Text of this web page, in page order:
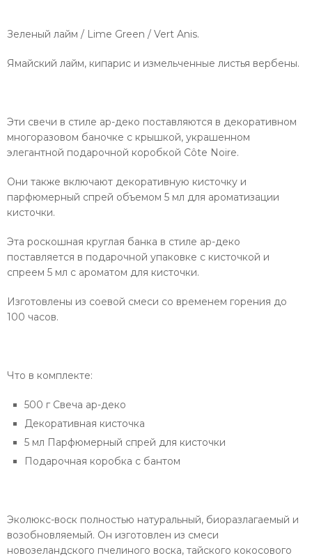
Зеленый лайм / Lime Green / Vert Anis.
Ямайский лайм, кипарис и измельченные листья вербены.
Эти свечи в стиле ар-деко поставляются в декоративном
многоразовом баночке с крышкой, украшенном
элегантной подарочной коробкой Côte Noire.
Они также включают декоративную кисточку и
парфюмерный спрей объемом 5 мл для ароматизации
кисточки.
Эта роскошная круглая банка в стиле ар-деко
поставляется в подарочной упаковке с кисточкой и
спреем 5 мл с ароматом для кисточки.
Изготовлены из соевой смеси со временем горения до
100 часов.
Что в комплекте:
500 г Свеча ар-деко
Декоративная кисточка
5 мл Парфюмерный спрей для кисточки
Подарочная коробка с бантом
Эколюкс-воск полностью натуральный, биоразлагаемый и
возобновляемый. Он изготовлен из смеси
новозеландского пчелиного воска, тайского кокосового